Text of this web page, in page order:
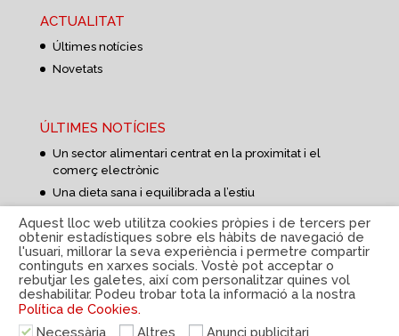
ACTUALITAT
Últimes notícies
Novetats
ÚLTIMES NOTÍCIES
Un sector alimentari centrat en la proximitat i el
comerç electrònic
Una dieta sana i equilibrada a l’estiu
Aprovisionament d’aliments més curt i flexible
Política de privacitat Avís Legal
Política de cookies
Aquest lloc web utilitza cookies pròpies i de tercers per
obtenir estadístiques sobre els hàbits de navegació de
l'usuari, millorar la seva experiència i permetre compartir
continguts en xarxes socials. Vostè pot acceptar o
rebutjar les galetes, així com personalitzar quines vol
deshabilitar. Podeu trobar tota la informació a la nostra
Política de Cookies.
Necessària
Altres Anunci publicitari